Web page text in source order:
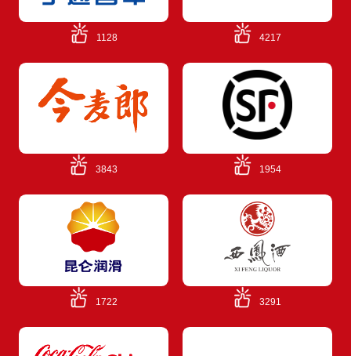
1128 4217
3843 1954
1722 3291